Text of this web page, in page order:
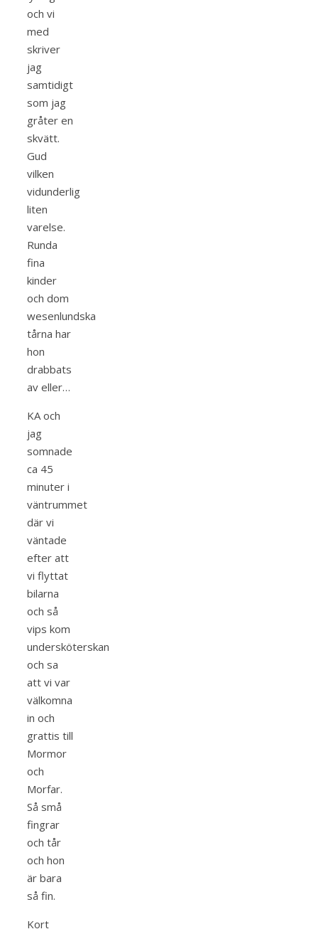
och vi
med
skriver
jag
samtidigt
som jag
gråter en
skvätt.
Gud
vilken
vidunderlig
liten
varelse.
Runda
fina
kinder
och dom
wesenlundska
tårna har
hon
drabbats
av eller…
KA och
jag
somnade
ca 45
minuter i
väntrummet
där vi
väntade
efter att
vi flyttat
bilarna
och så
vips kom
undersköterskan
och sa
att vi var
välkomna
in och
grattis till
Mormor
och
Morfar.
Så små
fingrar
och tår
och hon
är bara
så fin.
Kort